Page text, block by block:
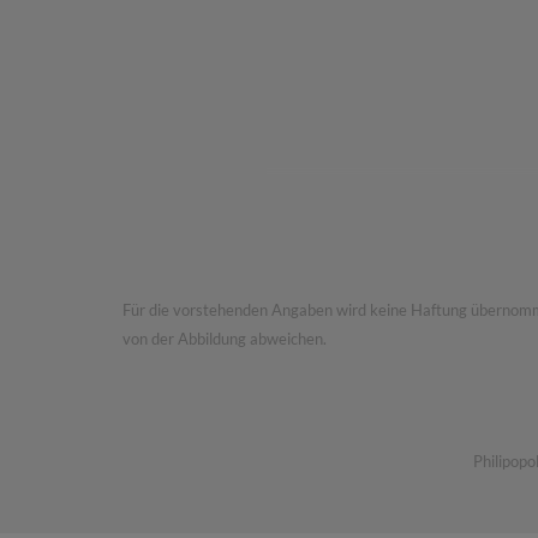
Für die vorstehenden Angaben wird keine Haftung
von der Abbildung abweichen.